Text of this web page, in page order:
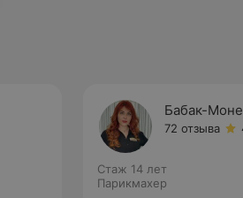
Бабак-
72 отзыва
Стаж 14 лет
Парикмахер